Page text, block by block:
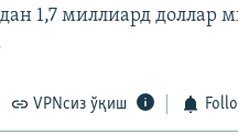
1,7 миллиард доллар
VPNсиз ўқиш